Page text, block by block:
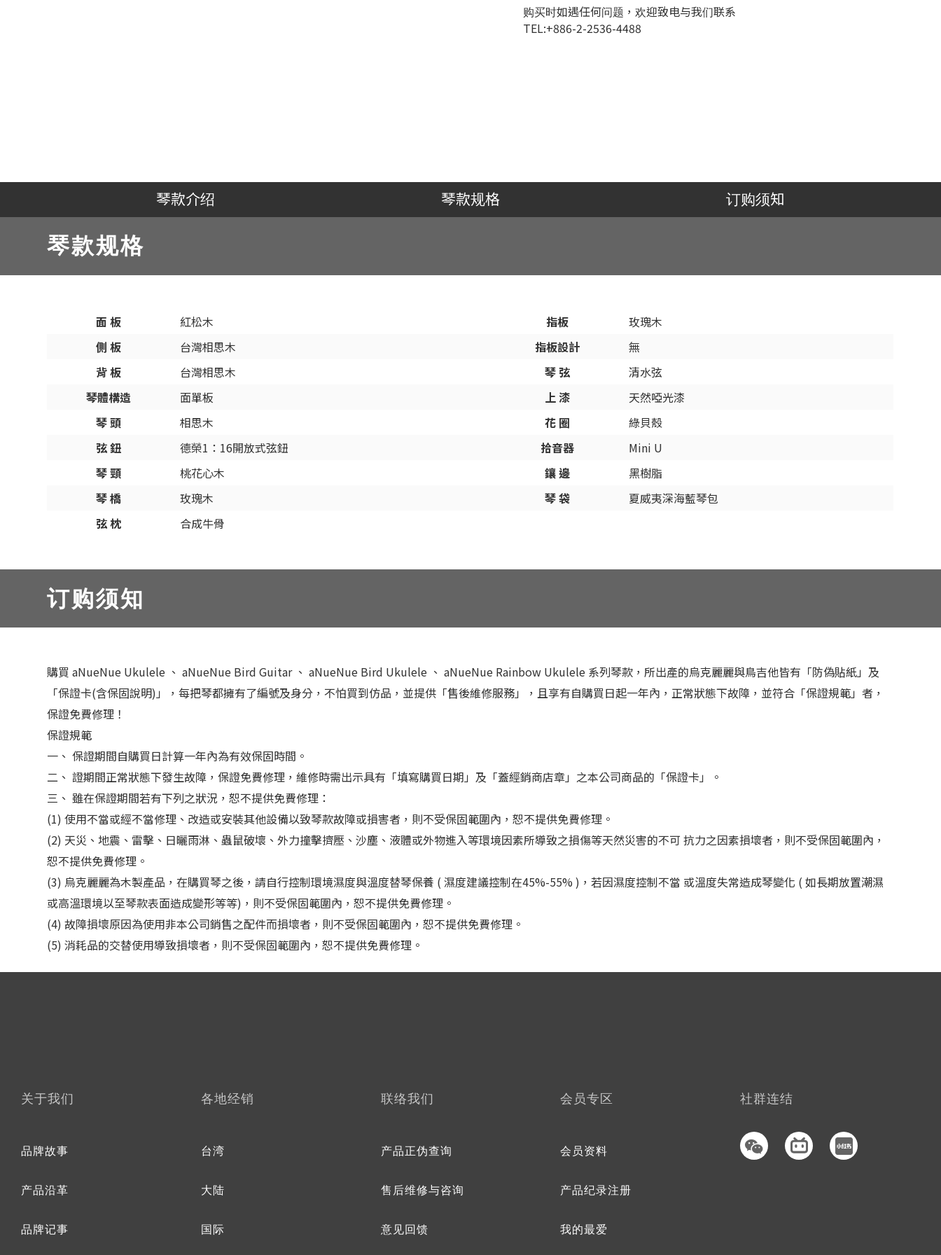
购买时如遇任何问题，欢迎致电与我们联系
TEL:+886-2-2536-4488
琴款介绍 琴款规格 订购须知
琴款规格
面 板 紅松木 指板
玫瑰木
側 板
台灣相思木 指板設計
無
背 板
台灣相思木 琴 弦
清水弦
琴體構造
面單板 上 漆
天然啞光漆
琴 頭
相思木 花 圈
綠貝殼
弦 鈕
德榮1：16開放式弦鈕 拾音器
Mini U
琴 頸
桃花心木 鑲 邊
黑樹脂
琴 橋
玫瑰木 琴 袋
夏威夷深海藍琴包
弦 枕
合成牛骨
订购须知
購買 aNueNue Ukulele 、 aNueNue Bird Guitar 、 aNueNue Bird Ukulele 、 aNueNue Rainbow Ukulele 系列琴款，所出產的烏克麗麗與鳥吉他皆有「防偽貼紙」及
「保證卡(含保固說明)」，每把琴都擁有了編號及身分，不怕買到仿品，並提供「售後維修服務」，且享有自購買日起一年內，正常狀態下故障，並符合「保證規範」者，
保證免費修理！
保證規範
一、 保證期間自購買日計算一年內為有效保固時間。
二、 證期間正常狀態下發生故障，保證免費修理，維修時需出示具有「填寫購買日期」及「蓋經銷商店章」之本公司商品的「保證卡」。
三、 雖在保證期間若有下列之狀況，恕不提供免費修理：
(1) 使用不當或經不當修理、改造或安裝其他設備以致琴款故障或損害者，則不受保固範圍內，恕不提供免費修理。
(2) 天災、地震、雷擊、日曬雨淋、蟲鼠破壞、外力撞擊擠壓、沙塵、液體或外物進入等環境因素所導致之損傷等天然災害的不可 抗力之因素損壞者，則不受保固範圍內，
恕不提供免費修理。
(3) 烏克麗麗為木製產品，在購買琴之後，請自行控制環境濕度與溫度替琴保養 ( 濕度建議控制在45%-55% )，若因濕度控制不當 或溫度失常造成琴變化 ( 如長期放置潮濕
或高溫環境以至琴款表面造成變形等等)，則不受保固範圍內，恕不提供免費修理。
(4) 故障損壞原因為使用非本公司銷售之配件而損壞者，則不受保固範圍內，恕不提供免費修理。
(5) 消耗品的交替使用導致損壞者，則不受保固範圍內，恕不提供免費修理。
关于我们
品牌故事
产品沿革
品牌记事
各地经销
台湾
大陆
国际
联络我们
产品正伪查询
售后维修与咨询
意见回馈
会员专区
会员资料
产品纪录注册
我的最爱
社群连结